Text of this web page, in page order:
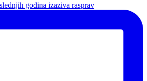
godina izaziva rasprav